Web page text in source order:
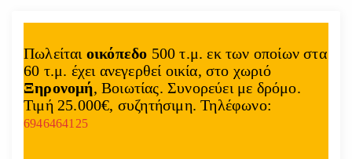
Πωλείται οικόπεδο 500 τ.μ. εκ των οποίων στα
60 τ.μ. έχει ανεγερθεί οικία, στο χωριό
Ξηρονομή, Βοιωτίας. Συνορεύει με δρόμο.
Τιμή 25.000€, συζητήσιμη. Τηλέφωνο:
6946464125